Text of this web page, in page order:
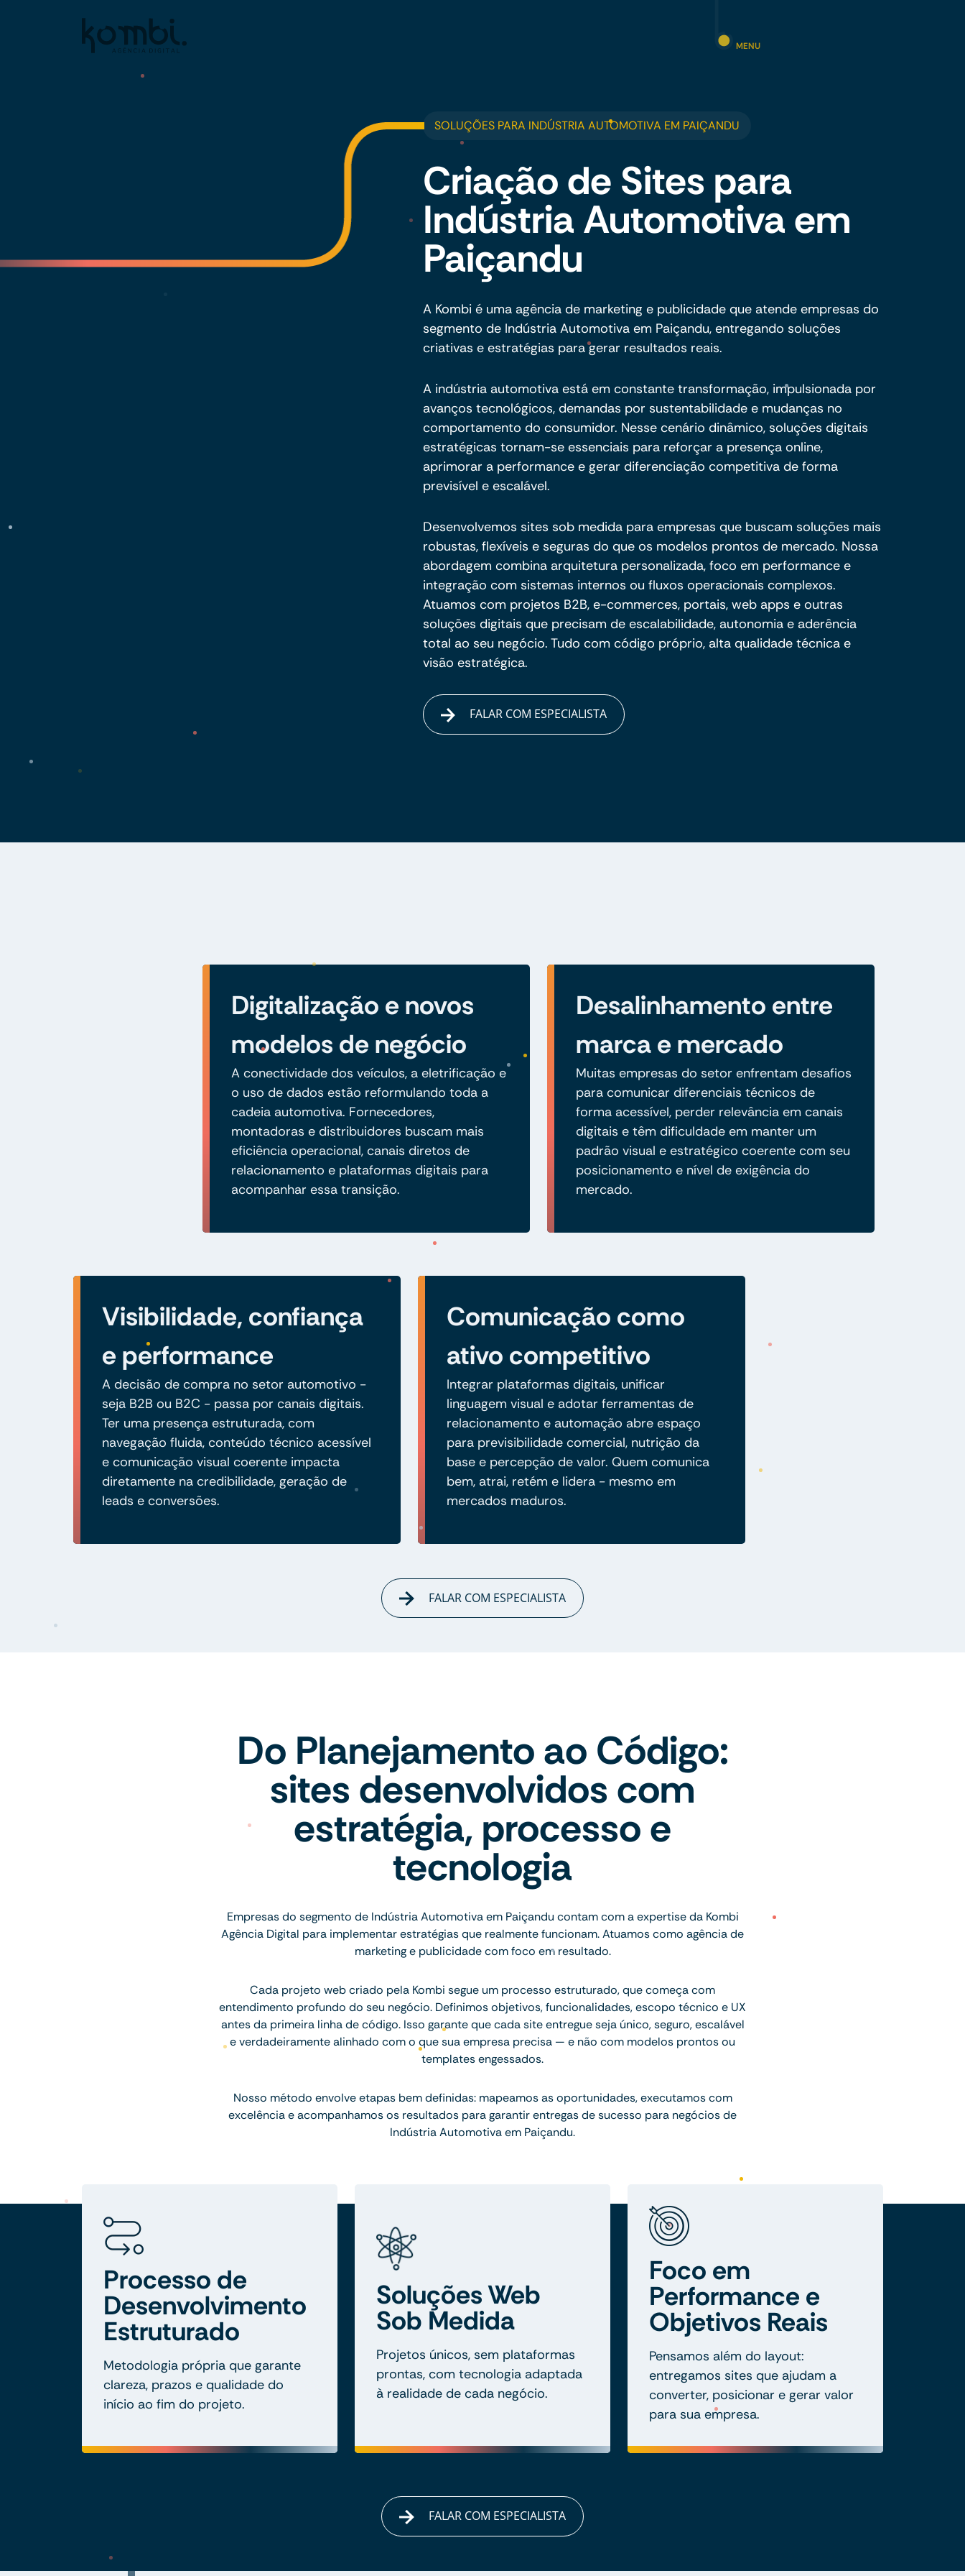
MENU
SOLUÇÕES PARA INDÚSTRIA AUTOMOTIVA EM PAIÇANDU
Criação de Sites para
Indústria Automotiva em
Paiçandu
A Kombi é uma agência de marketing e publicidade que atende empresas do
segmento de Indústria Automotiva em Paiçandu, entregando soluções
criativas e estratégias para gerar resultados reais.
A indústria automotiva está em constante transformação, impulsionada por
avanços tecnológicos, demandas por sustentabilidade e mudanças no
comportamento do consumidor. Nesse cenário dinâmico, soluções digitais
estratégicas tornam-se essenciais para reforçar a presença online,
aprimorar a performance e gerar diferenciação competitiva de forma
previsível e escalável.
Desenvolvemos sites sob medida para empresas que buscam soluções mais
robustas, flexíveis e seguras do que os modelos prontos de mercado. Nossa
abordagem combina arquitetura personalizada, foco em performance e
integração com sistemas internos ou fluxos operacionais complexos.
Atuamos com projetos B2B, e-commerces, portais, web apps e outras
soluções digitais que precisam de escalabilidade, autonomia e aderência
total ao seu negócio. Tudo com código próprio, alta qualidade técnica e
visão estratégica.
FALAR COM ESPECIALISTA
Digitalização e novos
modelos de negócio
A conectividade dos veículos, a eletrificação e
o uso de dados estão reformulando toda a
cadeia automotiva. Fornecedores,
montadoras e distribuidores buscam mais
eficiência operacional, canais diretos de
relacionamento e plataformas digitais para
acompanhar essa transição.
Desalinhamento entre
marca e mercado
Muitas empresas do setor enfrentam desafios
para comunicar diferenciais técnicos de
forma acessível, perder relevância em canais
digitais e têm dificuldade em manter um
padrão visual e estratégico coerente com seu
posicionamento e nível de exigência do
mercado.
Visibilidade, confiança
e performance
A decisão de compra no setor automotivo -
seja B2B ou B2C - passa por canais digitais.
Ter uma presença estruturada, com
navegação fluida, conteúdo técnico acessível
e comunicação visual coerente impacta
diretamente na credibilidade, geração de
leads e conversões.
Comunicação como
ativo competitivo
Integrar plataformas digitais, unificar
linguagem visual e adotar ferramentas de
relacionamento e automação abre espaço
para previsibilidade comercial, nutrição da
base e percepção de valor. Quem comunica
bem, atrai, retém e lidera - mesmo em
mercados maduros.
FALAR COM ESPECIALISTA
Do Planejamento ao Código:
sites desenvolvidos com
estratégia, processo e
tecnologia
Empresas do segmento de Indústria Automotiva em Paiçandu contam com a expertise da Kombi
Agência Digital para implementar estratégias que realmente funcionam. Atuamos como agência de
marketing e publicidade com foco em resultado.
Cada projeto web criado pela Kombi segue um processo estruturado, que começa com
entendimento profundo do seu negócio. Definimos objetivos, funcionalidades, escopo técnico e UX
antes da primeira linha de código. Isso garante que cada site entregue seja único, seguro, escalável
e verdadeiramente alinhado com o que sua empresa precisa — e não com modelos prontos ou
templates engessados.
Nosso método envolve etapas bem definidas: mapeamos as oportunidades, executamos com
excelência e acompanhamos os resultados para garantir entregas de sucesso para negócios de
Indústria Automotiva em Paiçandu.
Processo de
Desenvolvimento
Estruturado
Metodologia própria que garante
clareza, prazos e qualidade do
início ao fim do projeto.
Soluções Web
Sob Medida
Projetos únicos, sem plataformas
prontas, com tecnologia adaptada
à realidade de cada negócio.
Foco em
Performance e
Objetivos Reais
Pensamos além do layout:
entregamos sites que ajudam a
converter, posicionar e gerar valor
para sua empresa.
FALAR COM ESPECIALISTA